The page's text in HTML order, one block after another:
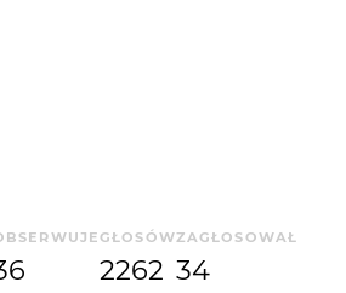
nic
GŁOSÓW
2262
ZAGŁOSOWAŁ
34